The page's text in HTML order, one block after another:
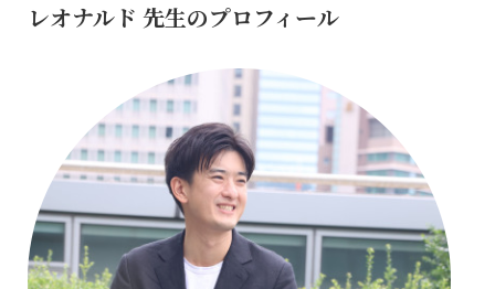
レオナルド 先生のプロフィール